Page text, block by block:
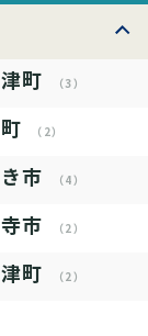
町 （3）
（2）
市 （4）
市 （2）
町 （2）